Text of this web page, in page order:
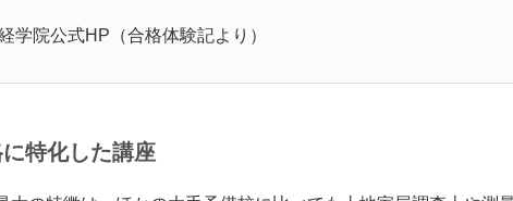
学院公式HP（合格体験記より）
特化した講座